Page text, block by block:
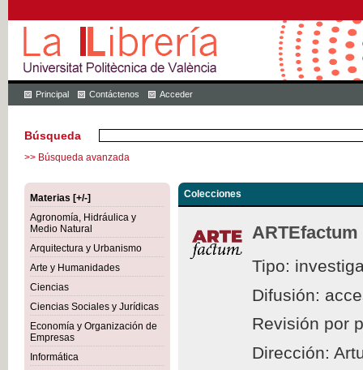
Principal Contáctenos Acceder
Búsqueda
>> Búsqueda avanzada
Materias [+/-]
Agronomía, Hidráulica y
Medio Natural
Arquitectura y Urbanismo
Arte y Humanidades
Ciencias
Ciencias Sociales y Jurídicas
Economía y Organización de
Empresas
Informática
Colecciones
ARTEfactum
Tipo:
Difusión:
Revisión por
Dirección: